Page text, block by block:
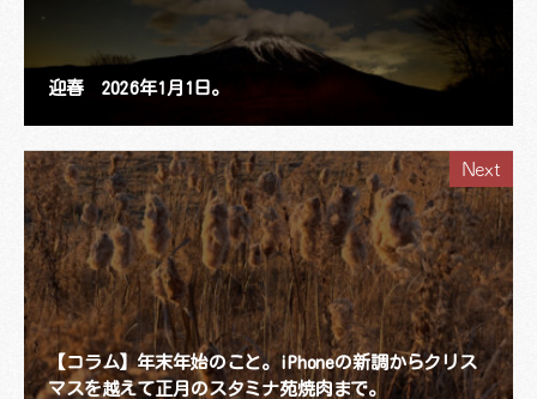
迎春 2026年1月1日。
Next
【コラム】年末年始のこと。iPhoneの新調からクリス
マスを越えて正月のスタミナ苑焼肉まで。